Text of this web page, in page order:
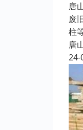
唐
废
柱
唐
24-